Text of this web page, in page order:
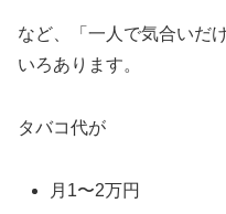
など、「一人で気合いだ
いろあります。
タバコ代が
月1〜2万円